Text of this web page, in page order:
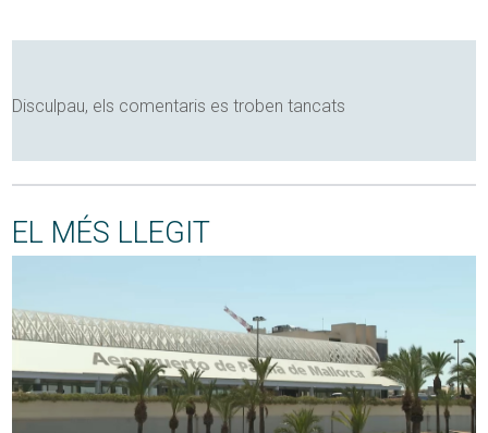
Disculpau, els comentaris es troben tancats
EL MÉS LLEGIT